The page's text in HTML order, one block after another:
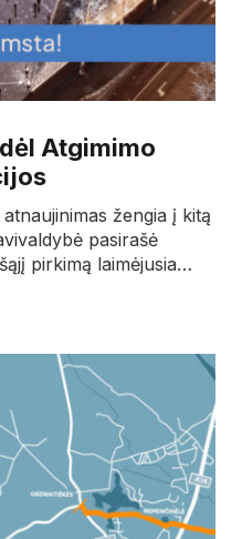
Atgimimo
žengia į kitą
pasirašė
pirkimą laimėjusia…